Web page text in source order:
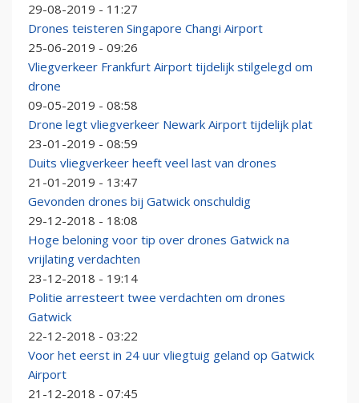
29-08-2019 - 11:27
Drones teisteren Singapore Changi Airport
25-06-2019 - 09:26
Vliegverkeer Frankfurt Airport tijdelijk stilgelegd om
drone
09-05-2019 - 08:58
Drone legt vliegverkeer Newark Airport tijdelijk plat
23-01-2019 - 08:59
Duits vliegverkeer heeft veel last van drones
21-01-2019 - 13:47
Gevonden drones bij Gatwick onschuldig
29-12-2018 - 18:08
Hoge beloning voor tip over drones Gatwick na
vrijlating verdachten
23-12-2018 - 19:14
Politie arresteert twee verdachten om drones
Gatwick
22-12-2018 - 03:22
Voor het eerst in 24 uur vliegtuig geland op Gatwick
Airport
21-12-2018 - 07:45